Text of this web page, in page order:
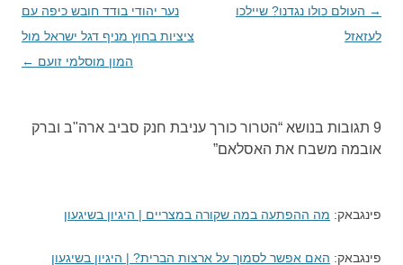
ניווט
בפוסטים
→ העולם כולו נגדנו? שיילכו
לעזאזל
נער יהודי בודד חובש כיפה עם
ציציות בחוץ מניף דגל ישראל מול
המון מוסלמי זועם ←
9 תגובות בנושא “
הטרור כורך עניבת חנק סביב ארה"ב וברק
אובמה משבח את האסלאם”
פינגבאק: מה ההפתעה במה שקורה במצריים | היגיון בשיגעון
פינגבאק: האם אפשר לסמוך על ארצות הברית? | היגיון בשיגעון